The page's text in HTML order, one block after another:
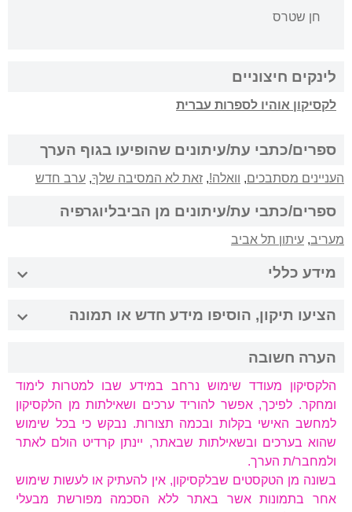
חן שטרס
לינקים חיצוניים
לקסיקון אוהיו לספרות עברית
ספרים/כתבי עת/עיתונים שהופיעו בגוף הערך
העניינים מסתבכים, וואלה!, זאת לא המסיבה שלךָ, ערב חדש
ספרים/כתבי עת/עיתונים מן הביבליוגרפיה
מעריב, עיתון תל אביב
מידע כללי
הציעו תיקון, הוסיפו מידע חדש או תמונה
הערה חשובה
הלקסיקון מעודד שימוש נרחב במידע שבו למטרות לימוד
ומחקר. לפיכך, אפשר להוריד ערכים ושאילתות מן הלקסיקון
למחשב האישי בקלות ובכמה תצורות. נבקש כי בכל שימוש
שהוא בערכים ובשאילתות שבאתר, יינתן קרדיט הולם לאתר
ולמחבר/ת הערך.
בשונה מן הטקסטים שבלקסיקון, אין להעתיק או לעשות שימוש
אחר בתמונות אשר באתר ללא הסכמה מפורשת מבעלי